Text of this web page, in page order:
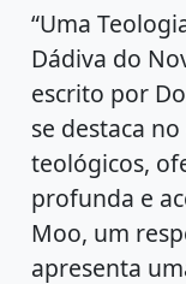
“Uma
Dádiva do
escrito por
se destaca
teológicos,
profunda e
Moo, um
apresenta